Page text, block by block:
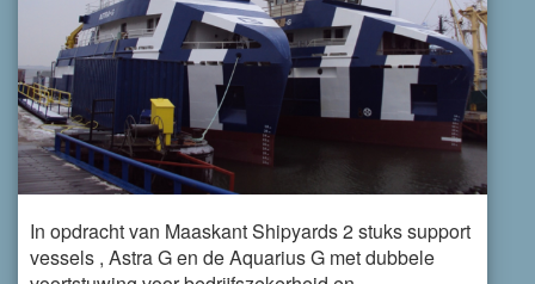
In opdracht van Maaskant Shipyards 2 stuks support
vessels , Astra G en de Aquarius G met dubbele